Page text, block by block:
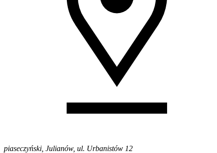
piaseczyński, Julianów, ul. Urbanistów 12